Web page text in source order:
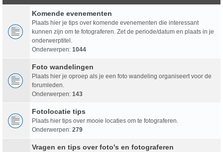
Komende evenementen
Plaats hier je tips over komende evenementen die interessant
kunnen zijn om te fotograferen. Zet de periode/datum en plaats in je
onderwerptitel.
Onderwerpen: 1044
Foto wandelingen
Plaats hier je oproep als je een foto wandeling organiseert voor de
forumleden.
Onderwerpen: 143
Fotolocatie tips
Plaats hier tips over mooie locaties om te fotograferen.
Onderwerpen: 279
Vragen en tips over foto's en fotograferen